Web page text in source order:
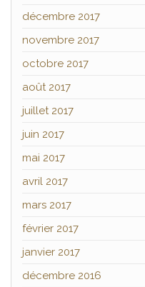
décembre 2017
novembre 2017
octobre 2017
août 2017
juillet 2017
juin 2017
mai 2017
avril 2017
mars 2017
février 2017
janvier 2017
décembre 2016